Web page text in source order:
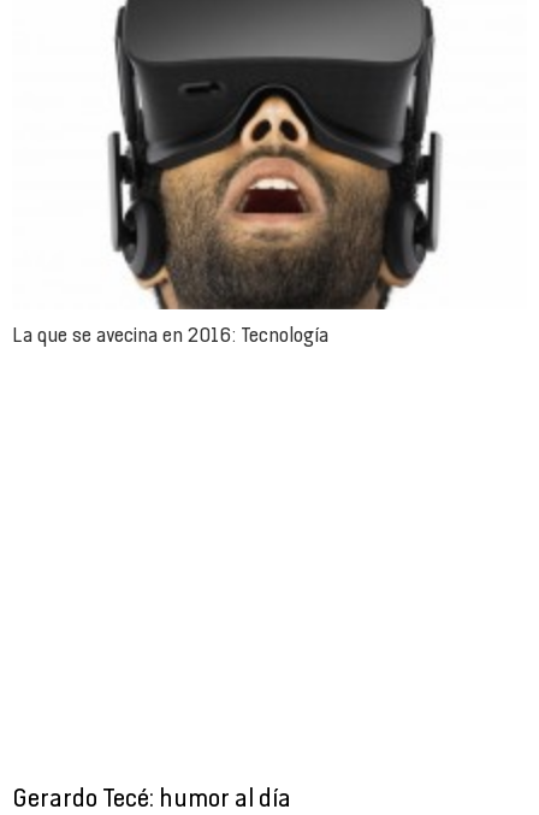
La que se avecina en 2016: Tecnología
Gerardo Tecé: humor al día